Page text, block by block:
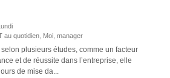
au quotidien, Moi, manager
plusieurs études, comme un facteur
et de réussite dans l’entreprise, elle
de mise da...